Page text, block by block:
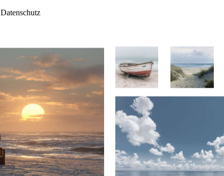
Datenschutz